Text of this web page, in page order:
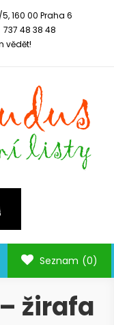
160 00 Praha 6
737 48 38 48
vědět!
Seznam (0)
žirafa